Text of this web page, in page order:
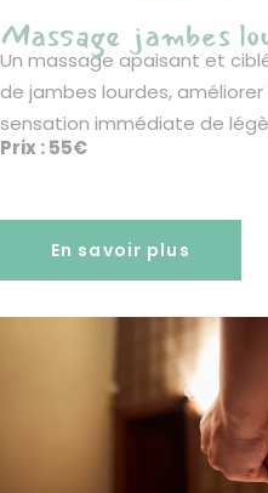
Massage jambes
Un massage apaisant et
de jambes lourdes,
sensation immédiate de
Prix : 55€
En savoir plus